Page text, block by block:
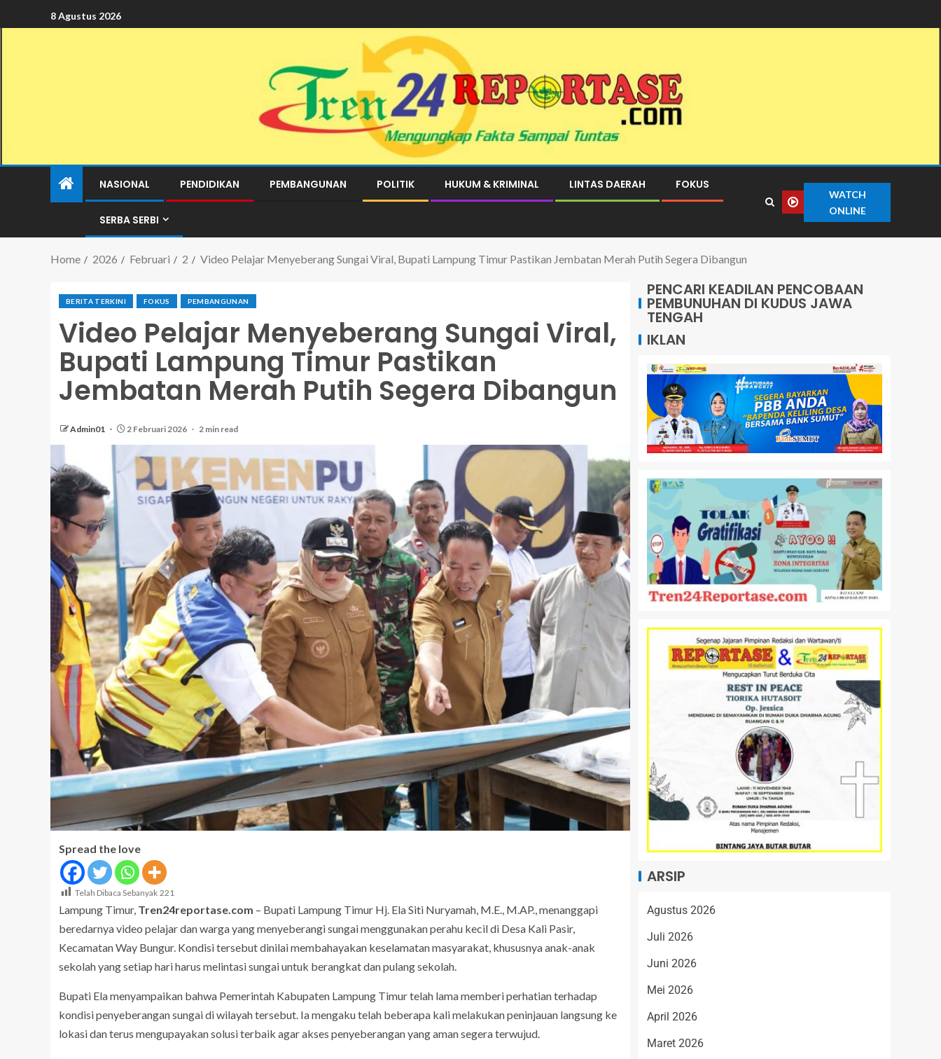
8 Agustus 2026
NASIONAL PENDIDIKAN PEMBANGUNAN POLITIK HUKUM & KRIMINAL LINTAS DAERAH FOKUS
SERBA SERBI
WATCH
ONLINE
Home 2026 Februari 2 Video Pelajar Menyeberang Sungai Viral, Bupati Lampung Timur Pastikan Jembatan Merah Putih Segera Dibangun
BERITA TERKINI FOKUS PEMBANGUNAN
Video Pelajar Menyeberang Sungai Viral,
Bupati Lampung Timur Pastikan
Jembatan Merah Putih Segera Dibangun
Admin01 2 Februari 2026 2 min read
Spread the love
Telah Dibaca Sebanyak 221
Lampung Timur, Tren24reportase.com – Bupati Lampung Timur Hj. Ela Siti Nuryamah, M.E., M.AP., menanggapi
beredarnya video pelajar dan warga yang menyeberangi sungai menggunakan perahu kecil di Desa Kali Pasir,
Kecamatan Way Bungur. Kondisi tersebut dinilai membahayakan keselamatan masyarakat, khususnya anak-anak
sekolah yang setiap hari harus melintasi sungai untuk berangkat dan pulang sekolah.
Bupati Ela menyampaikan bahwa Pemerintah Kabupaten Lampung Timur telah lama memberi perhatian terhadap
kondisi penyeberangan sungai di wilayah tersebut. Ia mengaku telah beberapa kali melakukan peninjauan langsung ke
lokasi dan terus mengupayakan solusi terbaik agar akses penyeberangan yang aman segera terwujud.
PENCARI KEADILAN PENCOBAAN
PEMBUNUHAN DI KUDUS JAWA
TENGAH
IKLAN
ARSIP
Agustus 2026
Juli 2026
Juni 2026
Mei 2026
April 2026
Maret 2026